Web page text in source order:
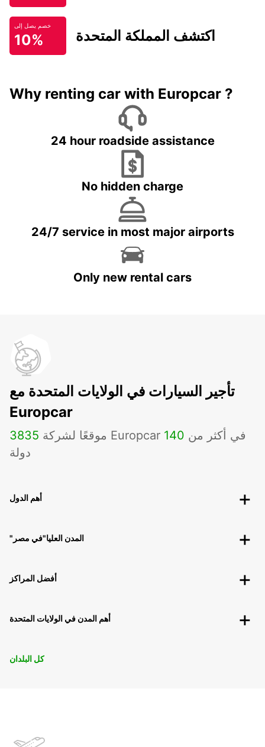
خصم يصل إلى
10% اكتشف المملكة المتحدة
Why renting car with Europcar ?
24 hour roadside assistance
No hidden charge
24/7 service in most major airports
Only new rental cars
تأجير السيارات في الولايات المتحدة مع
Europcar
3835 موقعًا لشركة Europcar في أكثر من 140
دولة
أهم الدول
"المدن العليا"في مصر
أفضل المراكز
أهم المدن في الولايات المتحدة
كل البلدان